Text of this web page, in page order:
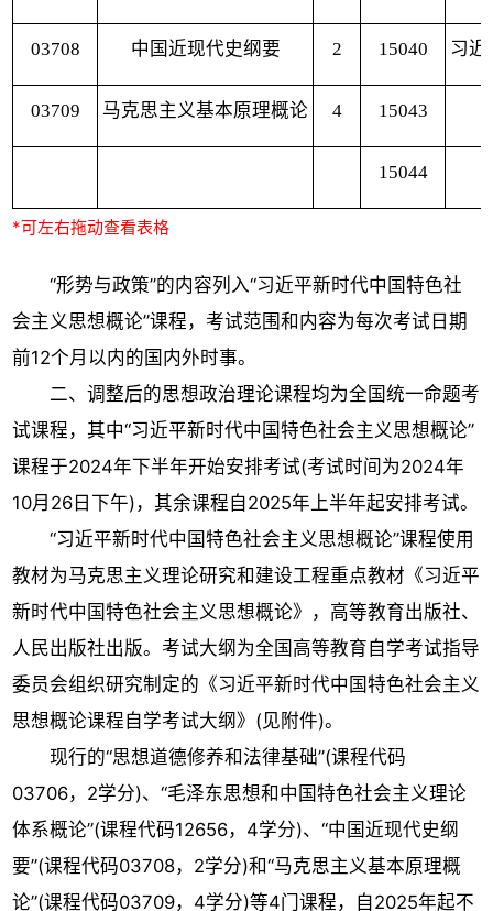
03708 中国近现代史纲要 2 15040 习
03709 马克思主义基本原理概论 4 15043
15044
“形势与政策”的内容列入“习近平新时代中国特色社
会主义思想概论”课程，考试范围和内容为每次考试日期
前12个月以内的国内外时事。
二、调整后的思想政治理论课程均为全国统一命题考
试课程，其中“习近平新时代中国特色社会主义思想概论”
课程于2024年下半年开始安排考试(考试时间为2024年
10月26日下午)，其余课程自2025年上半年起安排考试。
“习近平新时代中国特色社会主义思想概论”课程使用
教材为马克思主义理论研究和建设工程重点教材《习近平
新时代中国特色社会主义思想概论》，高等教育出版社、
人民出版社出版。考试大纲为全国高等教育自学考试指导
委员会组织研究制定的《习近平新时代中国特色社会主义
思想概论课程自学考试大纲》(见附件)。
现行的“思想道德修养和法律基础”(课程代码
03706，2学分)、“毛泽东思想和中国特色社会主义理论
体系概论”(课程代码12656，4学分)、“中国近现代史纲
要”(课程代码03708，2学分)和“马克思主义基本原理概
论”(课程代码03709，4学分)等4门课程，自2025年起不